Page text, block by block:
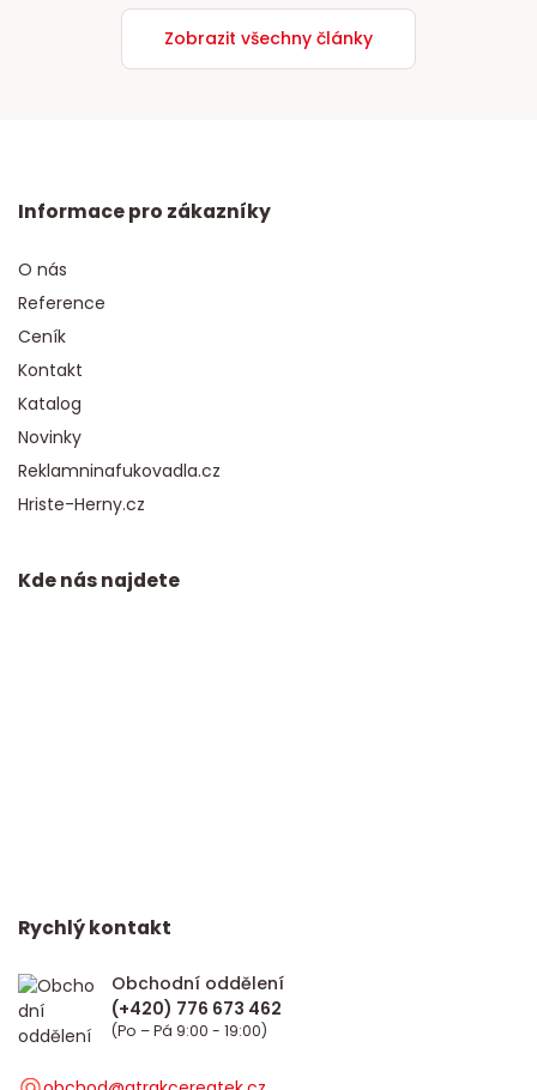
Zobrazit všechny články
Informace pro zákazníky
O nás
Reference
Ceník
Kontakt
Katalog
Novinky
Reklamninafukovadla.cz
Hriste-Herny.cz
Kde nás najdete
Rychlý kontakt
Obchodní oddělení
(Po – Pá 9:00 - 19:00)